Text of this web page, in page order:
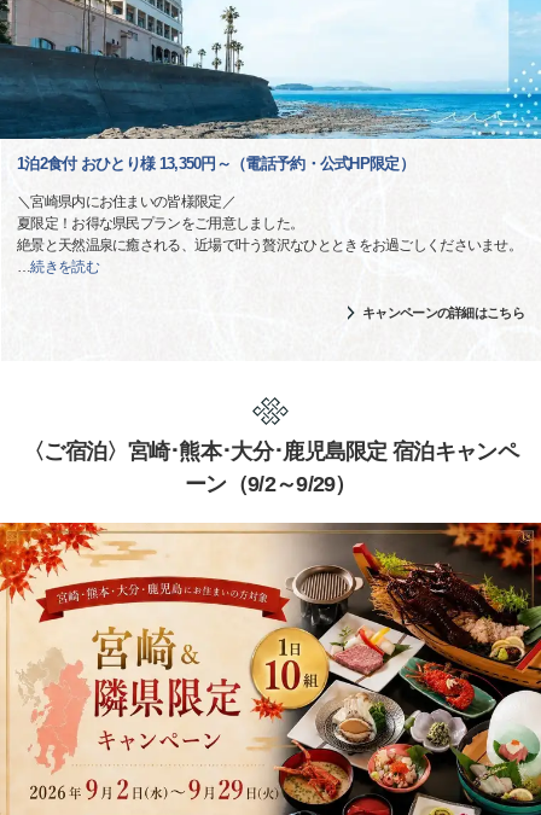
1泊2食付 おひとり様 13,350円～（電話予約・公式HP限定）
＼宮崎県内にお住まいの皆様限定／
夏限定！お得な県民プランをご用意しました。
絶景と天然温泉に癒される、近場で叶う贅沢なひとときをお過ごしくださいませ。
…続きを読む
キャンペーンの詳細はこちら
〈ご宿泊〉宮崎･熊本･大分･鹿児島限定 宿泊キャンペ
ーン（9/2～9/29）